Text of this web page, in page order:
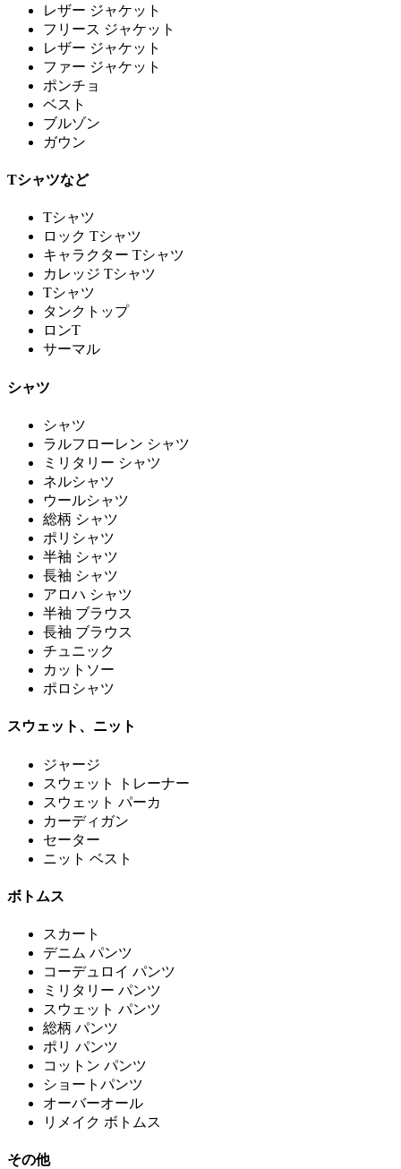
レザー ジャケット
フリース ジャケット
レザー ジャケット
ファー ジャケット
ポンチョ
ベスト
ブルゾン
ガウン
Tシャツなど
Tシャツ
ロック Tシャツ
キャラクター Tシャツ
カレッジ Tシャツ
Tシャツ
タンクトップ
ロンT
サーマル
シャツ
シャツ
ラルフローレン シャツ
ミリタリー シャツ
ネルシャツ
ウールシャツ
総柄 シャツ
ポリシャツ
半袖 シャツ
長袖 シャツ
アロハ シャツ
半袖 ブラウス
長袖 ブラウス
チュニック
カットソー
ポロシャツ
スウェット、ニット
ジャージ
スウェット トレーナー
スウェット パーカ
カーディガン
セーター
ニット ベスト
ボトムス
スカート
デニム パンツ
コーデュロイ パンツ
ミリタリー パンツ
スウェット パンツ
総柄 パンツ
ポリ パンツ
コットン パンツ
ショートパンツ
オーバーオール
リメイク ボトムス
その他